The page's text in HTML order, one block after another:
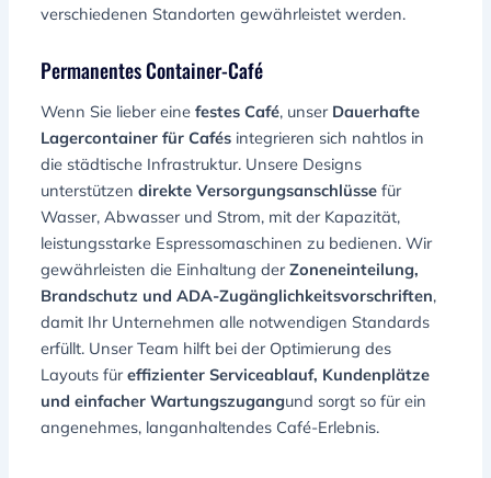
verschiedenen Standorten gewährleistet werden.
Permanentes Container-Café
Wenn Sie lieber einefestes Café, unser Dauerhafte
Lagercontainer für Cafés integrieren sich nahtlos in
die städtische Infrastruktur. Unsere Designs
unterstützendirekte Versorgungsanschlüsse für
Wasser, Abwasser und Strom, mit der Kapazität,
leistungsstarke Espressomaschinen zu bedienen. Wir
gewährleisten die Einhaltung derZoneneinteilung,
Brandschutz und ADA-Zugänglichkeitsvorschriften,
damit Ihr Unternehmen alle notwendigen Standards
erfüllt. Unser Team hilft bei der Optimierung des
Layouts füreffizienter Serviceablauf, Kundenplätze
und einfacher Wartungszugangund sorgt so für ein
angenehmes, langanhaltendes Café-Erlebnis.